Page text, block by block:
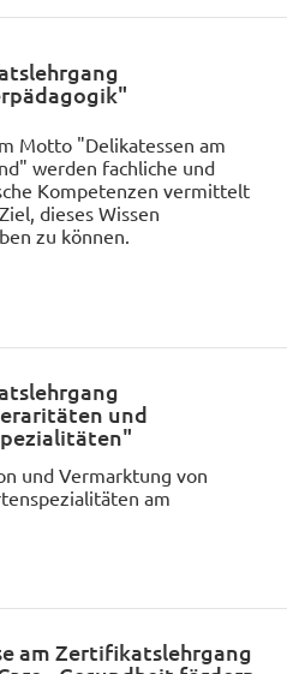
Motto "Delikatessen am
werden fachliche und
Kompetenzen vermittelt
dieses Wissen
zu können.
und
und Vermarktung von
am
am Zertifikatslehrgang